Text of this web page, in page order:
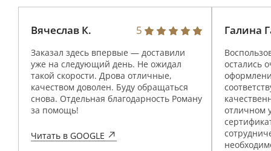
Вячеслав К. 5
Заказал здесь впервые — доставили
уже на следующий день. Не ожидал
такой скорости. Дрова отличные,
качеством доволен. Буду обращаться
снова. Отдельная благодарность Роману
за помощь!
Читать в GOOGLE
Галина
остались
отличном